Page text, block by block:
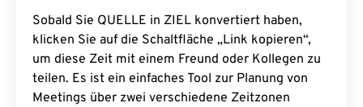
Sobald Sie QUELLE in ZIEL konvertiert haben,
klicken Sie auf die Schaltfläche „Link kopieren“,
um diese Zeit mit einem Freund oder Kollegen zu
teilen. Es ist ein einfaches Tool zur Planung von
Meetings über zwei verschiedene Zeitzonen